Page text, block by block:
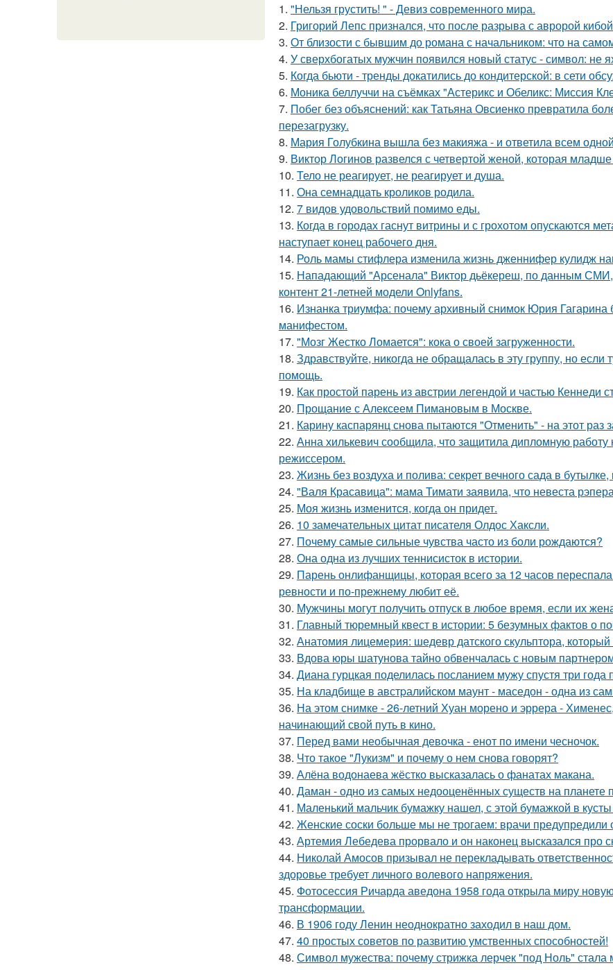
1. "Нельзя грустить! " - Девиз coвременного мира.
2. Григорий Лепс признался, что после разрыва с авророй
3. От близости с бывшим до романа с начальником: что на
4. У сверхбогатых мужчин появился новый статус - символ: не
5. Когда бьюти - тренды докатились до кондитерской: в сети
6. Моника беллуччи на съёмках "Астерикс и Обеликс: Миссия
7. Побег без объяснений: как Татьяна Овсиенко превратила
перезагрузку.
8. Мария Голубкина вышла без макияжа - и ответила всем
9. Виктор Логинов развелся с четвертой женой, которая младше
10. Тело не реагирует, не реагирует и душа.
11. Она семнадцать кроликов родила.
12. 7 видов удовольствий помимо еды.
13. Когда в городах гаснут витрины и с грохотом опускаются
наступает конец рабочего дня.
14. Роль мамы стифлера изменила жизнь дженнифер кулидж
15. Нападающий "Арсенала" Виктор дьёкереш, по данным СМИ,
контент 21-летней модели Onlyfans.
16. Изнанка триумфа: почему архивный снимок Юрия
манифестом.
17. "Мозг Жестко Ломается": кока о своей загруженности.
18. Здравствуйте, никогда не обращалась в эту группу, но
помощь.
19. Как простой парень из австрии легендой и частью Кеннеди
20. Прощание с Алексеем Пимановым в Москве.
21. Карину каспарянц снова пытаются "Отменить" - на этот раз
22. Анна хилькевич сообщила, что защитила дипломную
режиссером.
23. Жизнь без воздуха и полива: секрет вечного сада в
24. "Валя Красавица": мама Тимати заявила, что невеста
25. Моя жизнь изменится, когда он придет.
26. 10 замечательных цитат писателя Олдос Хаксли.
27. Почему самые сильные чувства часто из боли рождаются?
28. Она одна из лучших теннисисток в истории.
29. Парень онлифанщицы, которая всего за 12 часов
ревности и по-прежнему любит её.
30. Мужчины могут получить отпуск в любое время, если их
31. Главный тюремный квест в истории: 5 безумных фактов о
32. Анатомия лицемерия: шедевр датского скульптора,
33. Вдова юры шатунова тайно обвенчалась с новым
34. Диана гурцкая поделилась посланием мужу спустя три года
35. На кладбище в австpалийском маунт - маседон - одна из
36. На этом снимке - 26-летний Хуан морено и эррера -
начинающий свой путь в кино.
37. Перед вами необычная девочка - енот по имени чесночок.
38. Что такое "Лукизм" и почему о нем снова говорят?
39. Алёна водонаева жёстко высказалась о фанатах макана.
40. Даман - одно из самых недооценённых существ на планете
41. Маленький мальчик бумажку нашел, с этой бумажкой в
42. Женские соски больше мы не трогаем: врачи предупредили
43. Артемия Лебедева прорвало и он наконец высказался про
44. Николай Амосов призывал не перекладывать
здоровье требует личного волевого напряжения.
45. Фотосессия Ричарда аведона 1958 года открыла миру
трансформации.
46. В 1906 году Ленин неоднократно заходил в наш дом.
47. 40 простых советов по развитию умственных способностей!
48. Символ мужества: почему стрижка лерчек "под Ноль"